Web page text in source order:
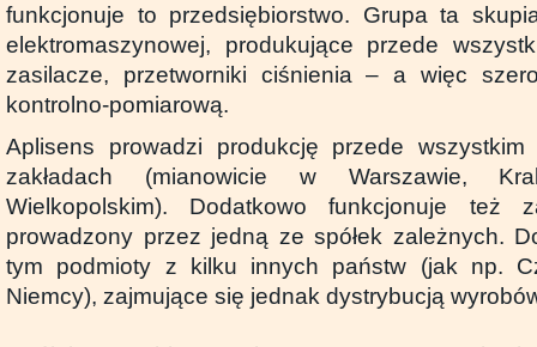
funkcjonuje to przedsiębiorstwo. Grupa ta
elektromaszynowej, produkujące przede
zasilacze, przetworniki ciśnienia – a więc
kontrolno-pomiarową.
Aplisens prowadzi produkcję przede
zakładach (mianowicie w Warszawie,
Wielkopolskim). Dodatkowo funkcjonuje też
prowadzony przez jedną ze spółek zależnych.
tym podmioty z kilku innych państw (jak np.
Niemcy), zajmujące się jednak dystrybucją